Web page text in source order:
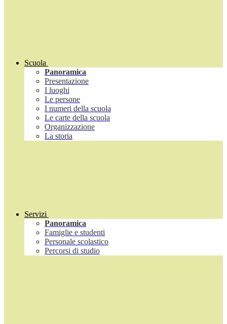
Scuola
Panoramica
Presentazione
I luoghi
Le persone
I numeri della scuola
Le carte della scuola
Organizzazione
La storia
Servizi
Panoramica
Famiglie e studenti
Personale scolastico
Percorsi di studio